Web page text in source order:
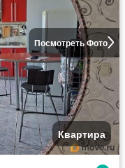
Посмотреть Фото
Квартира